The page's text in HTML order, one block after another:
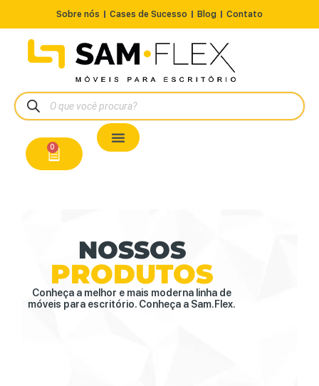
Sobre nós Cases de Sucesso Blog Contato
0
NOSSOS
PRODUTOS
Conheça a melhor e mais moderna linha de
móveis para escritório. Conheça a Sam.Flex.